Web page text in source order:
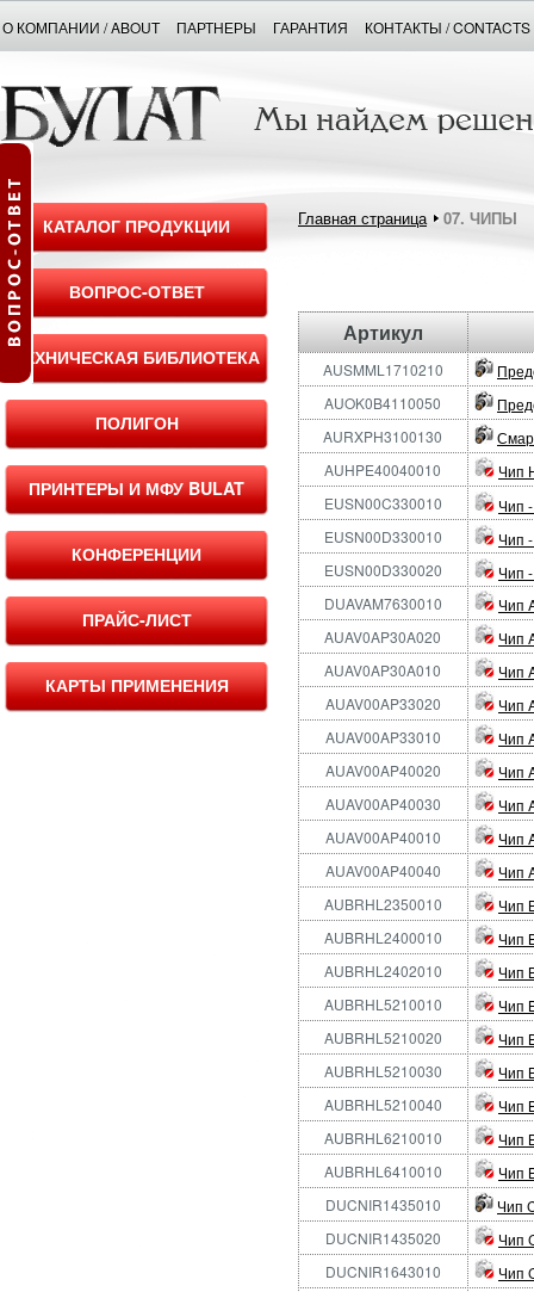
О КОМПАНИИ / ABOUT ПАРТНЕРЫ ГАРАНТИЯ КОНТАКТЫ / CONTACTS
КАТАЛОГ ПРОДУКЦИИ
ВОПРОС-ОТВЕТ
ТЕХНИЧЕСКАЯ БИБЛИОТЕКА
ПОЛИГОН
ПРИНТЕРЫ И МФУ BULAT
КОНФЕРЕНЦИИ
ПРАЙС-ЛИСТ
КАРТЫ ПРИМЕНЕНИЯ
Главная страница 07. ЧИПЫ
Артикул
AUSMML1710210
AUOK0B4110050
AURXPH3100130
AUHPE40040010
Чип
EUSN00C330010
Чип
EUSN00D330010
Чип
EUSN00D330020
Чип
DUAVAM7630010
Чип
AUAV0AP30A020
Чип
AUAV0AP30A010
Чип
AUAV00AP33020
Чип
AUAV00AP33010
Чип
AUAV00AP40020
Чип
AUAV00AP40030
Чип
AUAV00AP40010
Чип
AUAV00AP40040
Чип
AUBRHL2350010
Чип
AUBRHL2400010
Чип
AUBRHL2402010
Чип
AUBRHL5210010
Чип
AUBRHL5210020
Чип
AUBRHL5210030
Чип
AUBRHL5210040
Чип
AUBRHL6210010
Чип
AUBRHL6410010
Чип
DUCNIR1435010
Чип
DUCNIR1435020
Чип
DUCNIR1643010
Чип